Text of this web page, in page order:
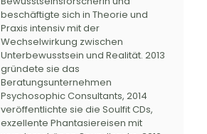
beschäftigte sich in Theorie und
Praxis intensiv mit der
Wechselwirkung zwischen
Unterbewusstsein und Realität. 2013
gründete sie das
Beratungsunternehmen
Psychosophic Consultants, 2014
veröffentlichte sie die Soulfit CDs,
exzellente Phantasiereisen mit